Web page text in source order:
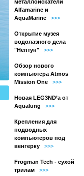
металлоискатели
Alfamarine и
AquaMarine
>>>
Открытие музея
водолазного дела
"Нептун"
>>>
Обзор нового
компьютера Atmos
Mission One
>>>
Новая LEG3ND’а от
Aqualung
>>>
Крепления для
подводных
компьютеров под
венгерку
>>>
Frogman Tech - сухой
трилам
>>>